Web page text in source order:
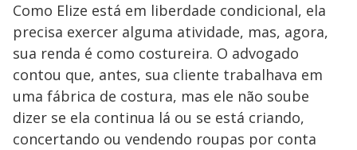
Como Elize está em liberdade condicional, ela
precisa exercer alguma atividade, mas, agora,
sua renda é como costureira. O advogado
contou que, antes, sua cliente trabalhava em
uma fábrica de costura, mas ele não soube
dizer se ela continua lá ou se está criando,
concertando ou vendendo roupas por conta